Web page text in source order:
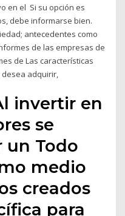
en el Si su opción es
debe informarse bien.
antecedentes como
de las empresas de
de Las características
desea adquirir,
invertir en
se
un Todo
medio
creados
para